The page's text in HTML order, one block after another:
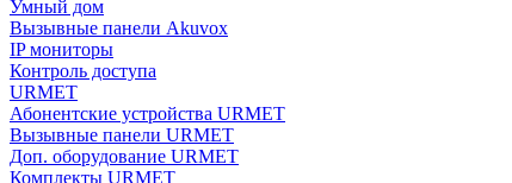
Умный дом
Вызывные панели Akuvox
IP мониторы
Контроль доступа
URMET
Абонентские устройства URMET
Вызывные панели URMET
Доп. оборудование URMET
Комплекты URMET